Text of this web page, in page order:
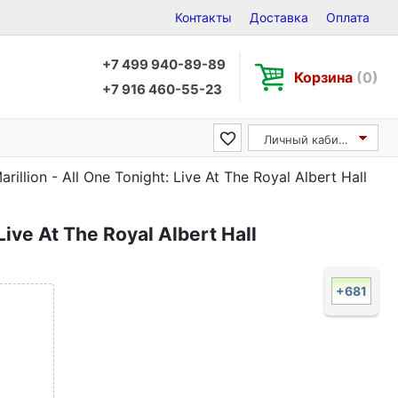
Контакты Доставка Оплата
+7 499 940-89-89
+7 916 460-55-23
Корзина (0)
Личный кабинет
- All One Tonight: Live At The Royal Albert Hall
At The Royal Albert Hall
+681